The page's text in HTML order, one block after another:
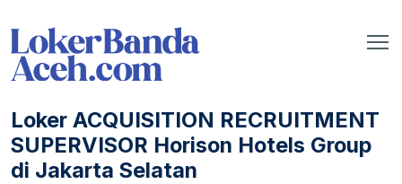
Loker ACQUISITION RECRUITMENT
SUPERVISOR Horison Hotels Group
di Jakarta Selatan